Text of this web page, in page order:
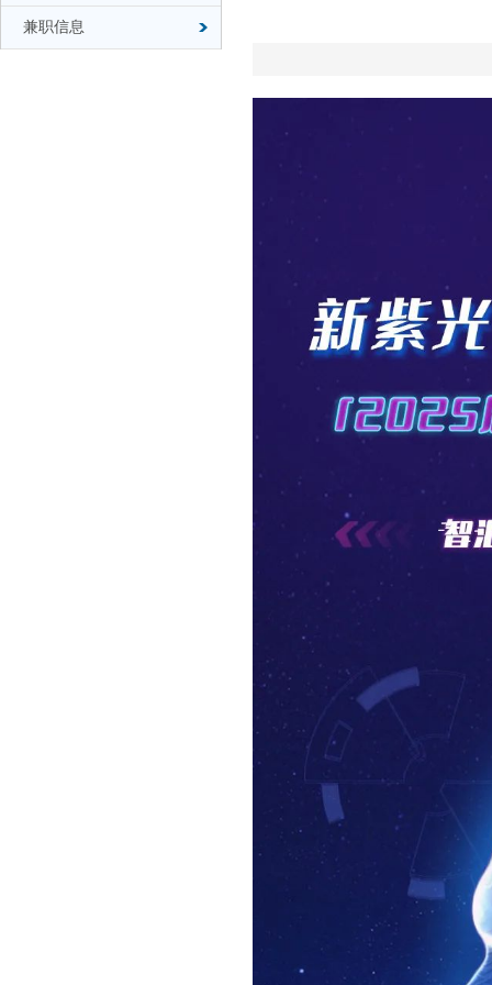
兼职信息